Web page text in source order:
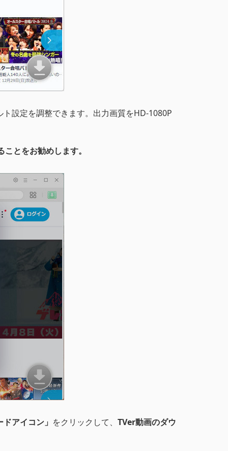
設定を調整できます。出力画質をHD-1080P
とをお勧めします。
アイコン」 をクリックして、 TVer動画のダウ